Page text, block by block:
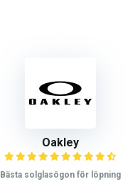
Oakley
Bästa solglasögon för löpning